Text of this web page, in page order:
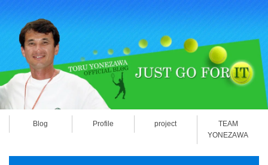
Blog Profile project
TEAM
YONEZAWA